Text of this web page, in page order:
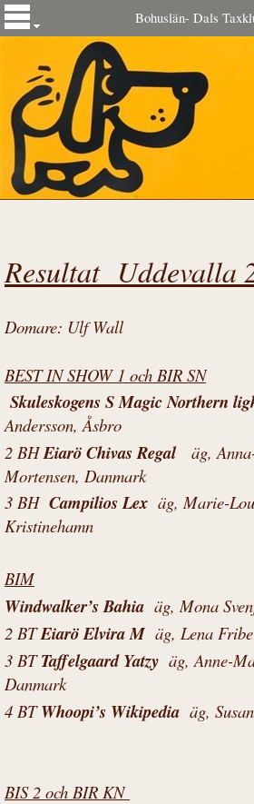
Bohuslän- Dals
Resultat Uddevalla
Domare: Ulf Wall
BEST IN SHOW 1 och BIR SN
Skuleskogens S Magic Northern
Andersson, Åsbro
2 BHEiarö Chivas Regal
äg,
Mortensen, Danmark
3 BH Campilios Lex äg, Marie-
Kristinehamn
BIM
Windwalker’s Bahia äg, Mona
2 BTEiarö Elvira M äg, Lena
3 BTTaffelgaard Yatzy äg, Anne-
Danmark
4 BTWhoopi’s Wikipedia äg,
BIS 2 och BIR KN